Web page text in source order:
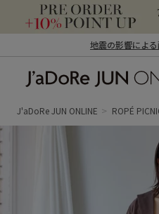
地震の影響によ
ン オンライン）
J'aDoRe JUN ONLINE ROPÉ